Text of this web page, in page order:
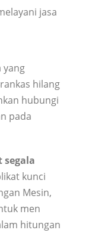
jasa
yang
hilang
hubungi
pada
segala
kunci
Mesin,
men
hitungan